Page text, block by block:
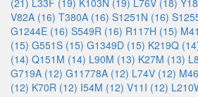
(21) L33F (19) K103N (19) L76V (18)
V82A (16) T380A (16) S1251N (16)
G1244E (16) S549R (16) R117H (15)
(15) G551S (15) G1349D (15) K219Q
(14) Q151M (14) L90M (13) K27M (13)
G719A (12) G11778A (12) L74V (12)
(12) K70R (12) I54M (12) V11I (12)